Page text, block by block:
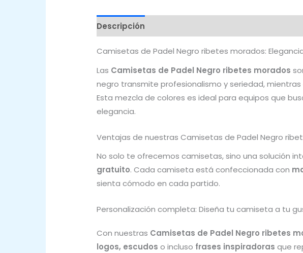
Descripción
Camisetas de Padel Negro ribetes morados:
Las Camisetas de Padel Negro ribetes morados
negro transmite profesionalismo y seriedad, mientras
Esta mezcla de colores es ideal para equipos que
elegancia.
Ventajas de nuestras Camisetas de Padel Negro
No solo te ofrecemos camisetas, sino una solución
gratuito. Cada camiseta está confeccionada con
sienta cómodo en cada partido.
Personalización completa: Diseña tu camiseta a tu
Con nuestras Camisetas de Padel Negro ribetes
logos, escudos o incluso frases inspiradoras que